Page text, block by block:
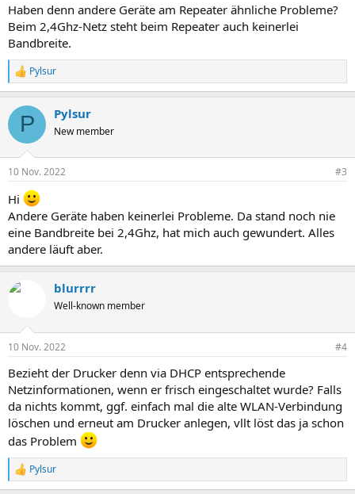
Haben denn andere Geräte am Repeater ähnliche Probleme?
Beim 2,4Ghz-Netz steht beim Repeater auch keinerlei
Bandbreite.
R
e
k
i
e
:
Pylsur
P Pylsur
New member
10 Nov. 2022 #3
Hi
Andere Geräte haben keinerlei Probleme. Da stand noch nie
eine Bandbreite bei 2,4Ghz, hat mich auch gewundert. Alles
andere läuft aber.
blurrrr
Well-known member
10 Nov. 2022 #4
Bezieht der Drucker denn via DHCP entsprechende
Netzinformationen, wenn er frisch eingeschaltet wurde? Falls
da nichts kommt, ggf. einfach mal die alte WLAN-Verbindung
löschen und erneut am Drucker anlegen, vllt löst das ja schon
das Problem
R
e
Pylsur